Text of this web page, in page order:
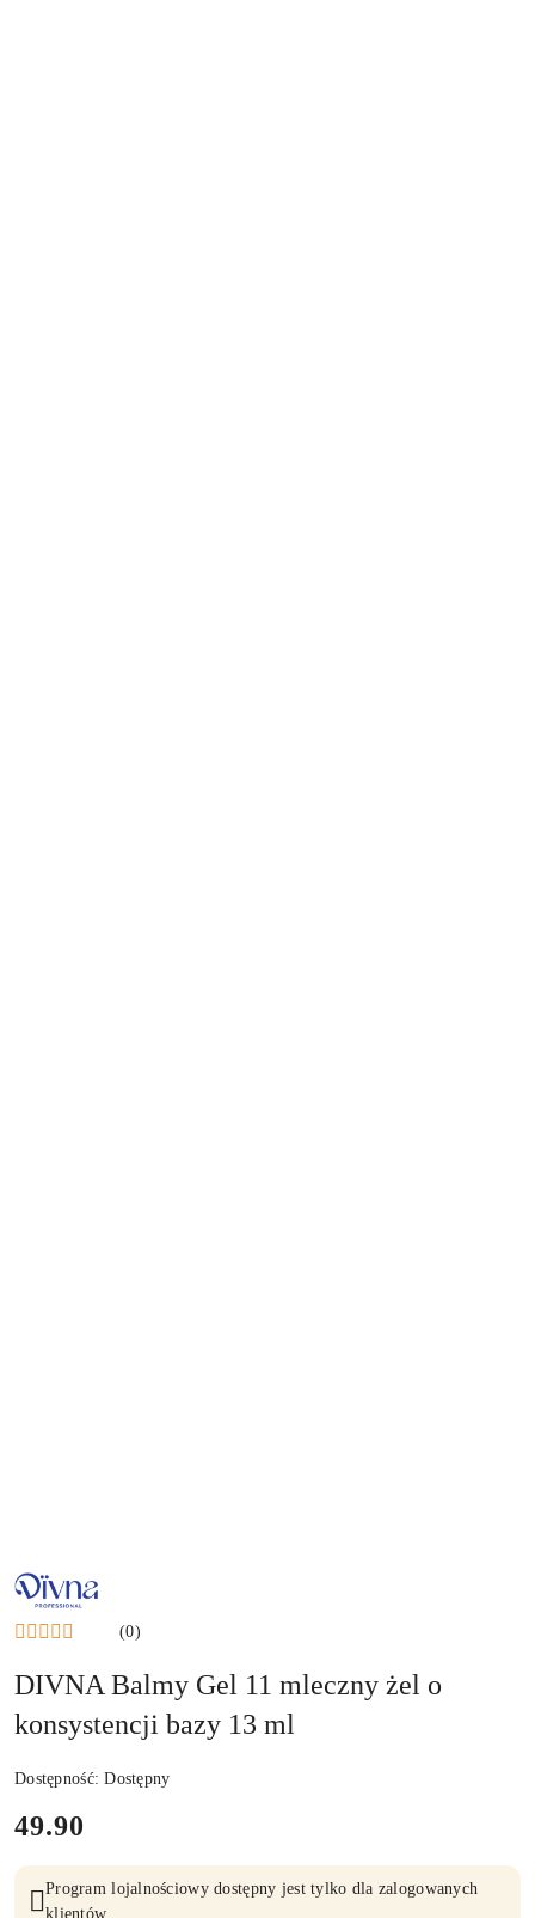
NAZWA
PRODUCENTA:
DIVNA
(0)
DIVNA Balmy Gel 11 mleczny żel o
konsystencji bazy 13 ml
Dostępność:Dostępny
cena:
49.90
Program lojalnościowy dostępny jest tylko dla zalogowanych
klientów.